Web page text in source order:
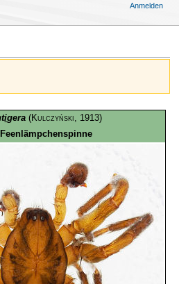
igera (Kulczyński
, 1913)
Anmelden